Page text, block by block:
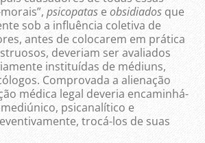
psicopatas e obsidiadosque
sob a influência coletiva de
antes de colocarem em prática
deveriam ser avaliados
instituídas de médiuns,
Comprovada a alienação
médica legal deveria encaminhá-
psicanalítico e
trocá-los de suas